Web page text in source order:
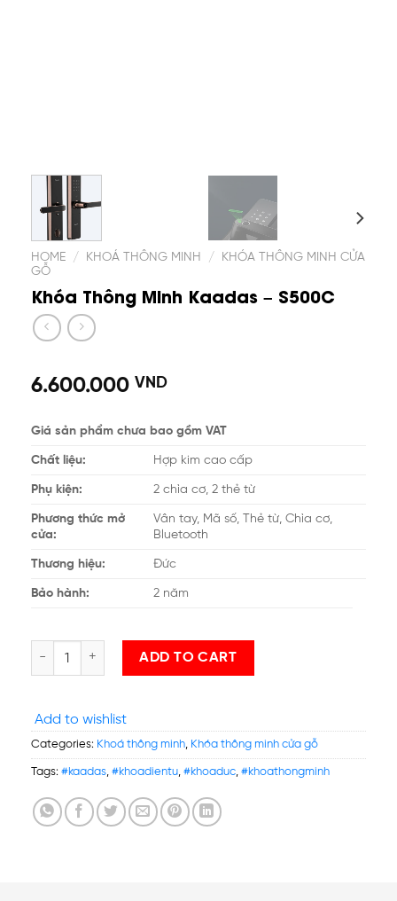
HOME / KHOÁ THÔNG MINH /
KHÓA THÔNG MINH CỬA
GỖ
Khóa Thông Minh Kaadas – S500C
6.600.000 VND
Giá sản phẩm chưa bao gồm VAT
Chất liệu: Hợp kim cao cấp
Phụ kiện: 2 chìa cơ, 2 thẻ từ
Phương thức mở
cửa:
Vân tay, Mã số, Thẻ từ, Chìa cơ,
Bluetooth
Thương hiệu: Đức
Bảo hành: 2 năm
Khóa Thông Minh Kaadas - S500C quantity
ADD TO CART
Add to wishlist
Categories: Khoá thông minh, Khóa thông minh cửa gỗ
Tags: #kaadas, #khoadientu, #khoaduc, #khoathongminh